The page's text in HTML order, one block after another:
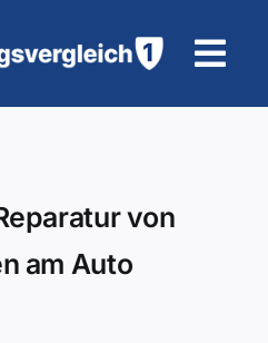
von
am Auto